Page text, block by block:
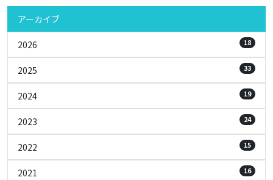
アーカイブ
2026 18
2025 33
2024 19
2023 24
2022 15
2021 16